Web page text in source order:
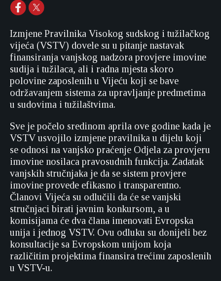
Izmjene Pravilnika Visokog sudskog i tužilačkog
vijeća (VSTV) dovele su u pitanje nastavak
finansiranja vanjskog nadzora provjere imovine
sudija i tužilaca, ali i radna mjesta skoro
polovine zaposlenih u Vijeću koji se bave
održavanjem sistema za upravljanje predmetima
u sudovima i tužilaštvima.
Sve je počelo sredinom aprila ove godine kada je
VSTV usvojilo izmjene pravilnika u dijelu koji
se odnosi na vanjsko praćenje Odjela za provjeru
imovine nosilaca pravosudnih funkcija. Zadatak
vanjskih stručnjaka je da se sistem provjere
imovine provede efikasno i transparentno.
Članovi Vijeća su odlučili da će se vanjski
stručnjaci birati javnim konkursom, a u
komisijama će dva člana imenovati Evropska
unija i jednog VSTV. Ovu odluku su donijeli bez
konsultacije sa Evropskom unijom koja
različitim projektima finansira trećinu zaposlenih
u VSTV-u.